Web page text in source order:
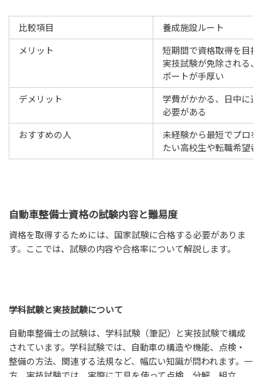
比較項目
養成施設ルート
メリット
短期間で資格取得を目指
実技試験が免除される、
ポートが手厚い
デメリット
学費がかかる、日中に通
必要がある
おすすめの人
未経験から最短でプロを
たい高校生や転職希望者
自動車整備士資格の試験内容と難易度
資格を取得するためには、国家試験に合格する必要がありま
す。ここでは、試験の内容や合格率について解説します。
学科試験と実技試験について
自動車整備士の試験は、学科試験（筆記）と実技試験で構成
されています。学科試験では、自動車の構造や機能、点検・
整備の方法、関連する法規など、幅広い知識が問われます。一